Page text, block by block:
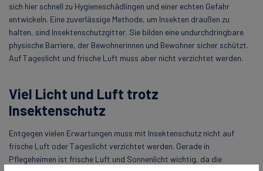
sich hier schnell zu Hygieneschädlingen und einer echten Gefahr
entwickeln. Eine zuverlässige Methode, um Insekten draußen zu
halten, sind Insektenschutzgitter. Sie bilden eine undurchdringbare
physische Barriere, der Bewohnerinnen und Bewohner sicher schützt.
Auf Tageslicht und frische Luft muss aber nicht verzichtet werden.
Viel Licht und Luft trotz
Insektenschutz
Entgegen vielen Erwartungen muss mit Insektenschutz nicht auf
frische Luft oder Tageslicht verzichtet werden. Gerade in
Pflegeheimen ist frische Luft und Sonnenlicht wichtig, da die